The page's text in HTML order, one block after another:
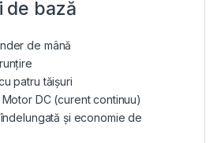
de bază
de mână
patru tăișuri
DC (curent continuu)
și economie de